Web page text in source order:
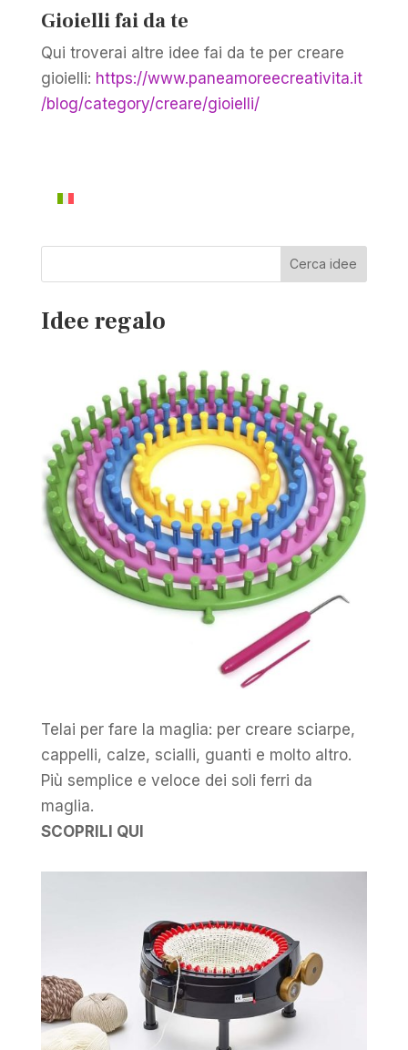
Gioielli fai da te
Qui troverai altre idee fai da te per creare
gioielli: https://www.paneamoreecreativita.it
/blog/category/creare/gioielli/
Cerca idee
Idee regalo
Telai per fare la maglia: per creare sciarpe,
cappelli, calze, scialli, guanti e molto altro.
Più semplice e veloce dei soli ferri da
maglia.
SCOPRILI QUI